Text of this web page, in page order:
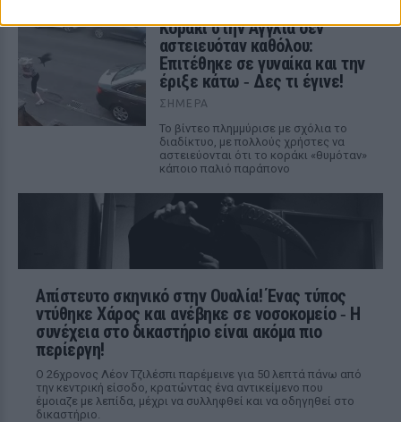
Kοράκι στην Αγγλία δεν
αστειευόταν καθόλου:
Επιτέθηκε σε γυναίκα και την
έριξε κάτω ‑ Δες τι έγινε!
ΣΉΜΕΡΑ
Το βίντεο πλημμύρισε με σχόλια το
διαδίκτυο, με πολλούς χρήστες να
αστειεύονται ότι το κοράκι «θυμόταν»
κάποιο παλιό παράπονο
Απίστευτο σκηνικό στην Ουαλία! Ένας τύπος
ντύθηκε Χάρος και ανέβηκε σε νοσοκομείο ‑ H
συνέχεια στο δικαστήριο είναι ακόμα πιο
περίεργη!
Ο 26χρονος Λέον Τζιλέσπι παρέμεινε για 50 λεπτά πάνω από
την κεντρική είσοδο, κρατώντας ένα αντικείμενο που
έμοιαζε με λεπίδα, μέχρι να συλληφθεί και να οδηγηθεί στο
δικαστήριο.